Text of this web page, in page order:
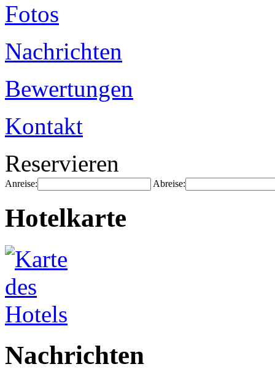
Fotos
Nachrichten
Bewertungen
Kontakt
Reservieren
Anreise: Abreise:
Hotelkarte
Nachrichten